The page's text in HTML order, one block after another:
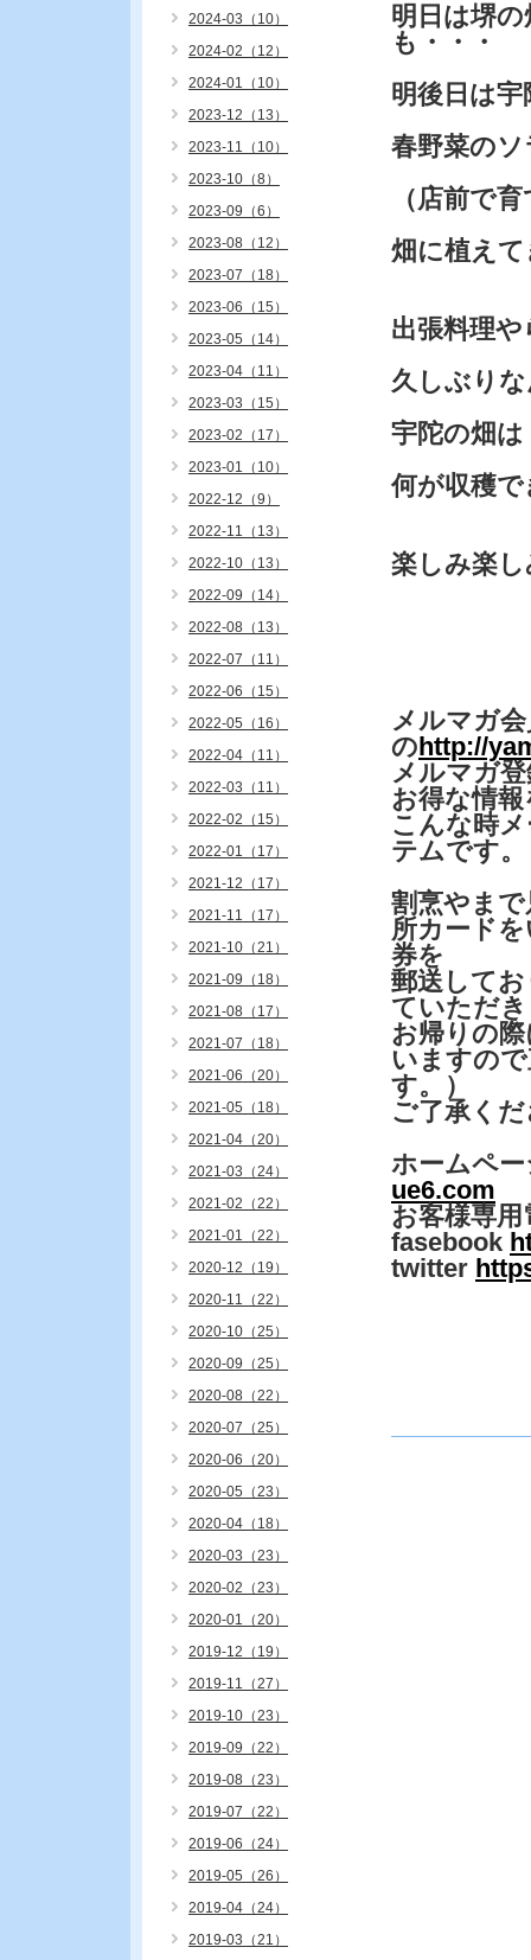
明日は堺
も・・・
明後日は宇
春野菜の
（店前で
畑に植え
出張料理
久しぶり
宇陀の畑は
何が収穫
楽しみ楽し
メルマガ
のhttp://
メルマガ
お得な情
こんな時
テムです。
割烹やま
所カード
券を
郵送して
ていただ
お帰りの
いますの
す。）
ご了承く
ホームペ
ue6.com
お客様専用
fasebook
twitter
2024-03（10）
2024-02（12）
2024-01（10）
2023-12（13）
2023-11（10）
2023-10（8）
2023-09（6）
2023-08（12）
2023-07（18）
2023-06（15）
2023-05（14）
2023-04（11）
2023-03（15）
2023-02（17）
2023-01（10）
2022-12（9）
2022-11（13）
2022-10（13）
2022-09（14）
2022-08（13）
2022-07（11）
2022-06（15）
2022-05（16）
2022-04（11）
2022-03（11）
2022-02（15）
2022-01（17）
2021-12（17）
2021-11（17）
2021-10（21）
2021-09（18）
2021-08（17）
2021-07（18）
2021-06（20）
2021-05（18）
2021-04（20）
2021-03（24）
2021-02（22）
2021-01（22）
2020-12（19）
2020-11（22）
2020-10（25）
2020-09（25）
2020-08（22）
2020-07（25）
2020-06（20）
2020-05（23）
2020-04（18）
2020-03（23）
2020-02（23）
2020-01（20）
2019-12（19）
2019-11（27）
2019-10（23）
2019-09（22）
2019-08（23）
2019-07（22）
2019-06（24）
2019-05（26）
2019-04（24）
2019-03（21）